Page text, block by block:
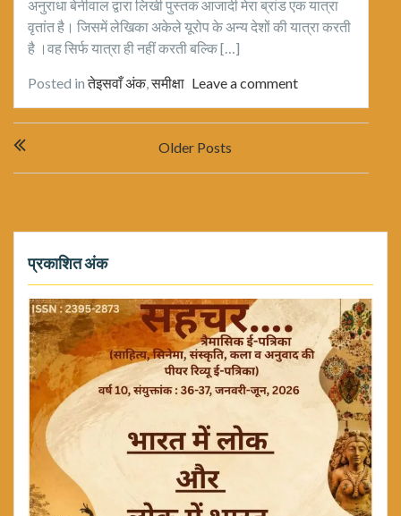
अनुराधा बेनीवाल द्वारा लिखी पुस्तक आजादी मेरा ब्रांड एक यात्रा
वृतांत है। जिसमें लेखिका अकेले यूरोप के अन्य देशों की यात्रा करती
है ।वह सिर्फ यात्रा ही नहीं करती बल्कि […]
Posted inतेइसवाँ अंक,समीक्षा Leave a comment
navigation
Older Posts
प्रकाशित अंक